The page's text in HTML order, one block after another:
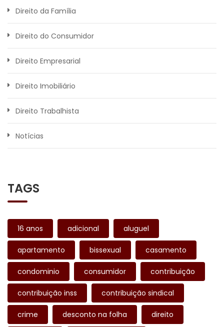
Direito da Família
Direito do Consumidor
Direito Empresarial
Direito Imobiliário
Direito Trabalhista
Notícias
TAGS
16 anos adicional aluguel
apartamento bissexual casamento
condominio consumidor contribuição
contribuição inss contribuição sindical
crime desconto na folha direito